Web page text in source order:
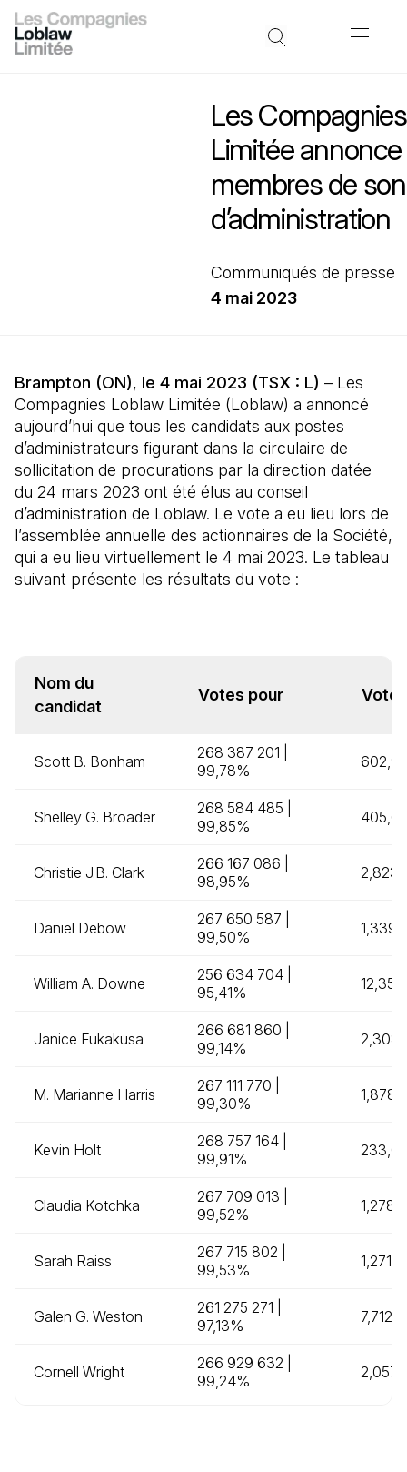
Les
Limitée annonce
membres de
d’administration
Communiqués de presse
4 mai 2023
Brampton (ON), le 4 mai 2023 (TSX : L) – Les
Compagnies Loblaw Limitée (Loblaw) a annoncé
aujourd’hui que tous les candidats aux postes
d’administrateurs figurant dans la circulaire de
sollicitation de procurations par la direction datée
du 24 mars 2023 ont été élus au conseil
d’administration de Loblaw. Le vote a eu lieu lors de
l’assemblée annuelle des actionnaires de la Société,
qui a eu lieu virtuellement le 4 mai 2023. Le tableau
suivant présente les résultats du vote :
Nom du
candidat
Votes pour
Scott B. Bonham
268 387 201 |
99,78%
Shelley G. Broader
268 584 485 |
99,85%
Christie J.B. Clark
266 167 086 |
98,95%
Daniel Debow
267 650 587 |
99,50%
William A. Downe
256 634 704 |
95,41%
Janice Fukakusa
266 681 860 |
99,14%
M. Marianne Harris
267 111 770 |
99,30%
Kevin Holt
268 757 164 |
99,91%
Claudia Kotchka
267 709 013 |
99,52%
Sarah Raiss
267 715 802 |
99,53%
Galen G. Weston
261 275 271 |
97,13%
Cornell Wright
266 929 632 |
99,24%